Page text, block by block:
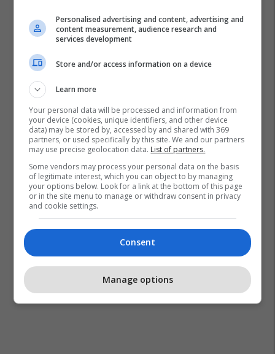
Personalised advertising and content, advertising and
content measurement, audience research and
services development
Store and/or access information on a device
Learn more
Your personal data will be processed and information from
your device (cookies, unique identifiers, and other device
data) may be stored by, accessed by and shared with 369
partners, or used specifically by this site. We and our partners
may use precise geolocation data. List of partners.
Some vendors may process your personal data on the basis
of legitimate interest, which you can object to by managing
your options below. Look for a link at the bottom of this page
or in the site menu to manage or withdraw consent in privacy
and cookie settings.
Consent
Manage options